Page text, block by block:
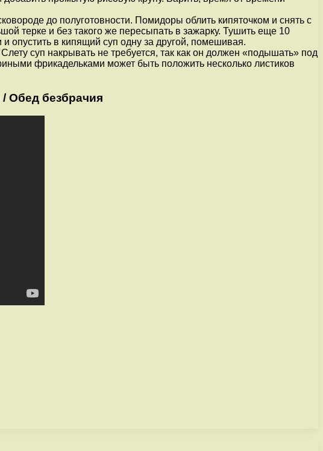
до полуготовности. Помидоры облить кипяточком и снять с
терке и без такого же пересыпать в зажарку. Тушить еще 10
опустить в кипящий суп одну за другой, помешивая.
суп накрывать не требуется, так как он должен «подышать» под
фрикадельками может быть положить несколько листиков
Обед безбрачия